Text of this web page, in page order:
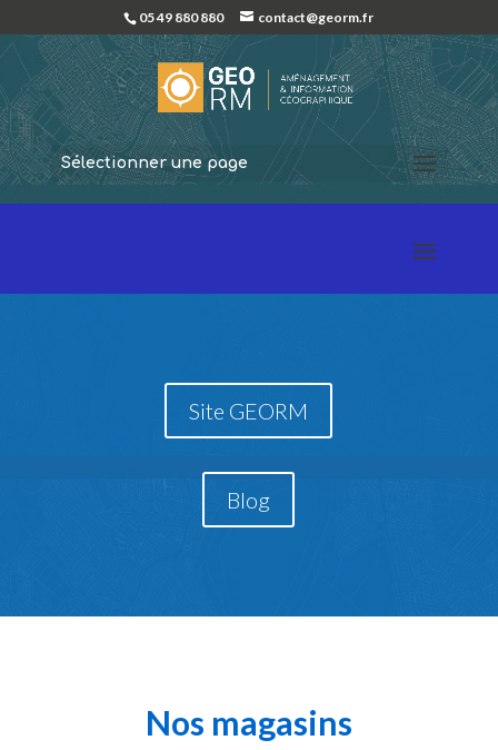
05 49 880 880 contact@georm.fr
Sélectionner une page
Site GEORM
Blog
Nos magasins